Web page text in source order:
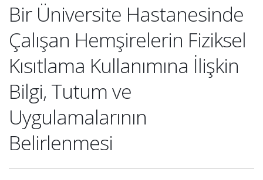
Bir Üniversite Hastanesinde
Çalışan Hemşirelerin Fiziksel
Kısıtlama Kullanımına İlişkin
Bilgi, Tutum ve
Uygulamalarının
Belirlenmesi